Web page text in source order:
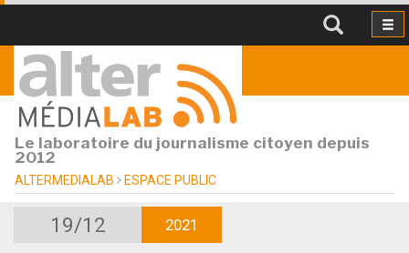
Le laboratoire du journalisme citoyen depuis
2012
ALTERMEDIALAB ESPACE PUBLIC
19/12 2021